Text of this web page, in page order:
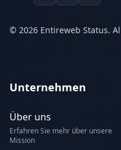
© 2026 Entireweb Status.
Unternehmen
Über uns
Erfahren Sie mehr über unsere
Mission